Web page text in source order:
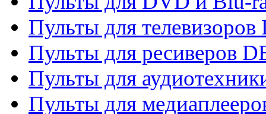
Пульты для телевизоров
Пульты для ресиверов
Пульты для
Пульты для